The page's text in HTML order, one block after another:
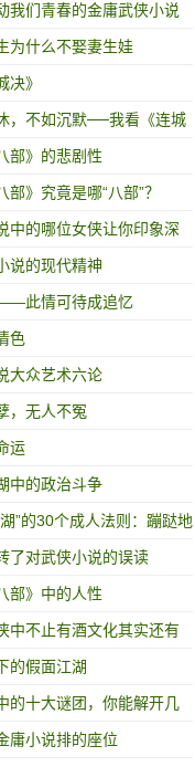
我们青春的金庸武侠小说
场景
为什么不娶妻生娃
决》
，不如沉默──我看《连城
部》的悲剧性
部》究竟是哪“八部”？
中的哪位女侠让你印象深
说的现代精神
此情可待成追忆
色
大众艺术六论
，无人不冤
运
中的政治斗争
”的30个成人法则：蹦跶地
的都快！
了对武侠小说的误读
部》中的人性
中不止有酒文化其实还有
的假面江湖
的十大谜团，你能解开几
庸小说排的座位